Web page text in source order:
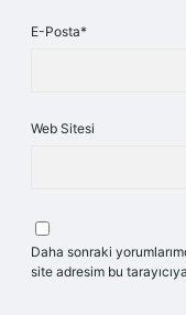
E-Posta*
Web Sitesi
Daha sonraki
site adresim bu